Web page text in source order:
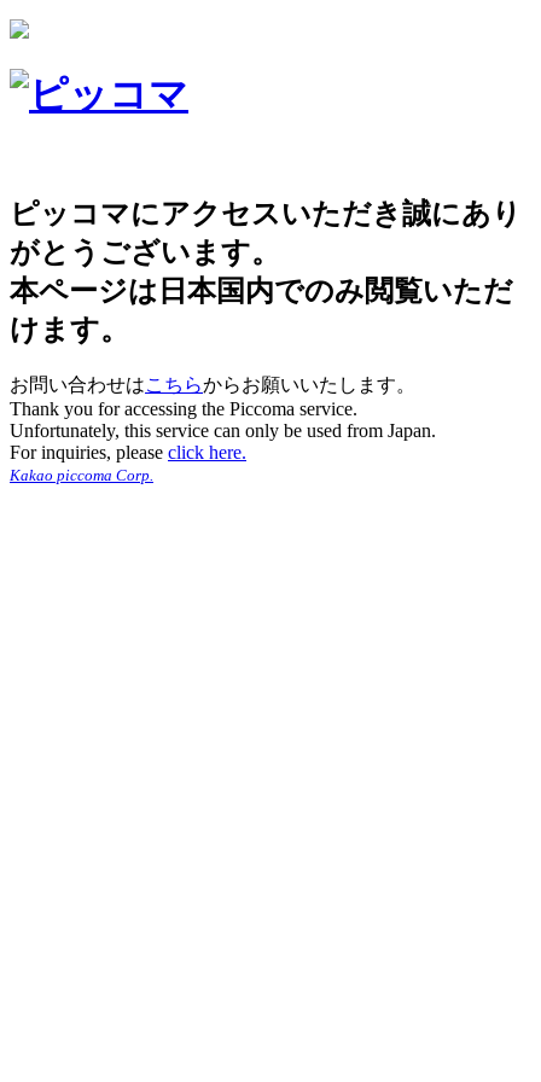
ピッコマにアクセスいただき誠にあり
がとうございます。
本ページは日本国内でのみ閲覧いただ
けます。
お問い合わせはこちらからお願いいたします。
Thank you for accessing the Piccoma service.
Unfortunately, this service can only be used from Japan.
For inquiries, please click here.
Kakao piccoma Corp.